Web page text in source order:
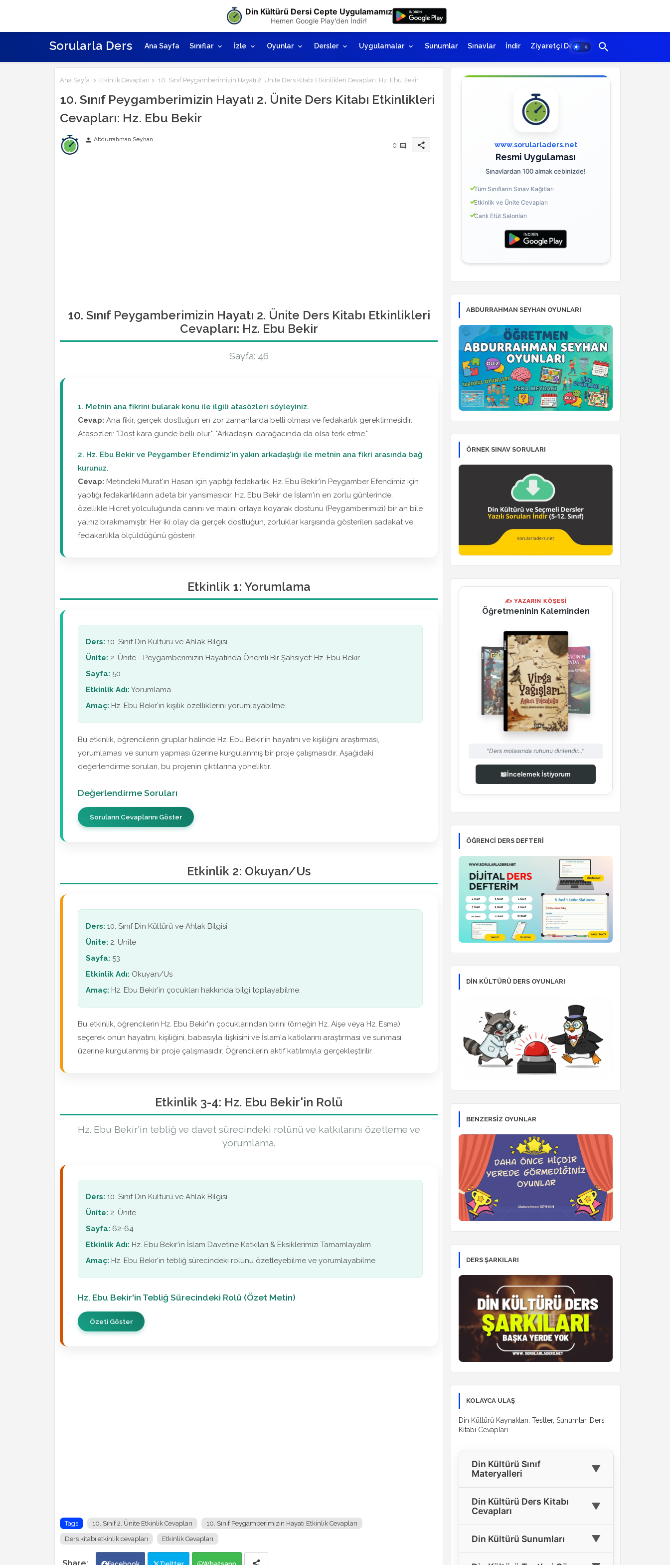
Sorularla Ders Ana Sayfa Sınıflar İzle Oyunlar Dersler Uygulamalar Sunumlar Sınavlar İndir Ziyaretçi Defteri
Ana Sayfa Etkinlik Cevapları 10. Sınıf Peygamberimizin Hayatı 2. Ünite Ders Kitabı Etkinlikleri Cevapları: Hz. Ebu Bekir
10. Sınıf Peygamberimizin Hayatı 2. Ünite Ders Kitabı Etkinlikleri
Cevapları: Hz. Ebu Bekir
person Abdurrahman Seyhan
0 share
10. Sınıf Peygamberimizin Hayatı 2. Ünite Ders Kitabı Etkinlikleri
Cevapları: Hz. Ebu Bekir
Sayfa: 46
1. Metnin ana fikrini bularak konu ile ilgili atasözleri söyleyiniz.
Cevap: Ana fikir, gerçek dostluğun en zor zamanlarda belli olması ve fedakarlık gerektirmesidir.
Atasözleri: "Dost kara günde belli olur.", "Arkadaşını darağacında da olsa terk etme."
2. Hz. Ebu Bekir ve Peygamber Efendimiz'in yakın arkadaşlığı ile metnin ana fikri arasında bağ
kurunuz.
Cevap: Metindeki Murat'ın Hasan için yaptığı fedakarlık, Hz. Ebu Bekir'in Peygamber Efendimiz için
yaptığı fedakarlıkların adeta bir yansımasıdır. Hz. Ebu Bekir de İslam'ın en zorlu günlerinde,
özellikle Hicret yolculuğunda canını ve malını ortaya koyarak dostunu (Peygamberimizi) bir an bile
yalnız bırakmamıştır. Her iki olay da gerçek dostluğun, zorluklar karşısında gösterilen sadakat ve
fedakarlıkla ölçüldüğünü gösterir.
Etkinlik 1: Yorumlama
Ders: 10. Sınıf Din Kültürü ve Ahlak Bilgisi
Ünite: 2. Ünite - Peygamberimizin Hayatında Önemli Bir Şahsiyet: Hz. Ebu Bekir
Sayfa: 50
Etkinlik Adı: Yorumlama
Amaç: Hz. Ebu Bekir'in kişilik özelliklerini yorumlayabilme.
Bu etkinlik, öğrencilerin gruplar halinde Hz. Ebu Bekir'in hayatını ve kişiliğini araştırması,
yorumlaması ve sunum yapması üzerine kurgulanmış bir proje çalışmasıdır. Aşağıdaki
değerlendirme soruları, bu projenin çıktılarına yöneliktir.
Değerlendirme Soruları
Soruların Cevaplarını Göster
Etkinlik 2: Okuyan/Us
Ders: 10. Sınıf Din Kültürü ve Ahlak Bilgisi
Ünite: 2. Ünite
Sayfa: 53
Etkinlik Adı: Okuyan/Us
Amaç: Hz. Ebu Bekir'in çocukları hakkında bilgi toplayabilme.
Bu etkinlik, öğrencilerin Hz. Ebu Bekir'in çocuklarından birini (örneğin Hz. Aişe veya Hz. Esma)
seçerek onun hayatını, kişiliğini, babasıyla ilişkisini ve İslam'a katkılarını araştırması ve sunması
üzerine kurgulanmış bir proje çalışmasıdır. Öğrencilerin aktif katılımıyla gerçekleştirilir.
Etkinlik 3-4: Hz. Ebu Bekir'in Rolü
Hz. Ebu Bekir'in tebliğ ve davet sürecindeki rolünü ve katkılarını özetleme ve
yorumlama.
Ders: 10. Sınıf Din Kültürü ve Ahlak Bilgisi
Ünite: 2. Ünite
Sayfa: 62-64
Etkinlik Adı: Hz. Ebu Bekir'in İslam Davetine Katkıları & Eksiklerimizi Tamamlayalım
Amaç: Hz. Ebu Bekir'in tebliğ sürecindeki rolünü özetleyebilme ve yorumlayabilme.
Hz. Ebu Bekir'in Tebliğ Sürecindeki Rolü (Özet Metin)
Özeti Göster
Tags 10. Sınıf 2. Ünite Etkinlik Cevapları 10. Sınıf Peygamberimizin Hayatı Etkinlik Cevapları
Ders kitabı etkinlik cevapları Etkinlik Cevapları
www.sorularladers.net
Resmi Uygulaması
Sınavlardan 100 almak cebinizde!
Tüm Sınıfların Sınav Kağıtları
Etkinlik ve Ünite Cevapları
Canlı Etüt Salonları
ABDURRAHMAN SEYHAN OYUNLARI
ÖRNEK SINAV SORULARI
✍ YAZARIN KÖŞESİ
Öğretmeninin Kaleminden
"Ders molasında ruhunu dinlendir..."
📖İncelemek İstiyorum
ÖĞRENCI DERS DEFTERI
DİN KÜLTÜRÜ DERS OYUNLARI
BENZERSİZ OYUNLAR
DERS ŞARKILARI
KOLAYCA ULAŞ
Din Kültürü Kaynakları: Testler, Sunumlar, Ders
Kitabı Cevapları
Din Kültürü Sınıf
Materyalleri
▼
🎓 4. Sınıf Din Kültürü Materyalleri
🎓 5. Sınıf Din Kültürü Materyalleri
🎓 6. Sınıf Din Kültürü Materyalleri
Din Kültürü Ders Kitabı
Cevapları
▼
📘
4. Sınıf Din Kültürü Ders Kitabı
Cevapları
Din Kültürü Sunumları ▼
Tüm Sınıflar İçin Din Kültürü
Din Kültürü Dersi Cepte Uygulamamız
Hemen Google Play'den İndir!